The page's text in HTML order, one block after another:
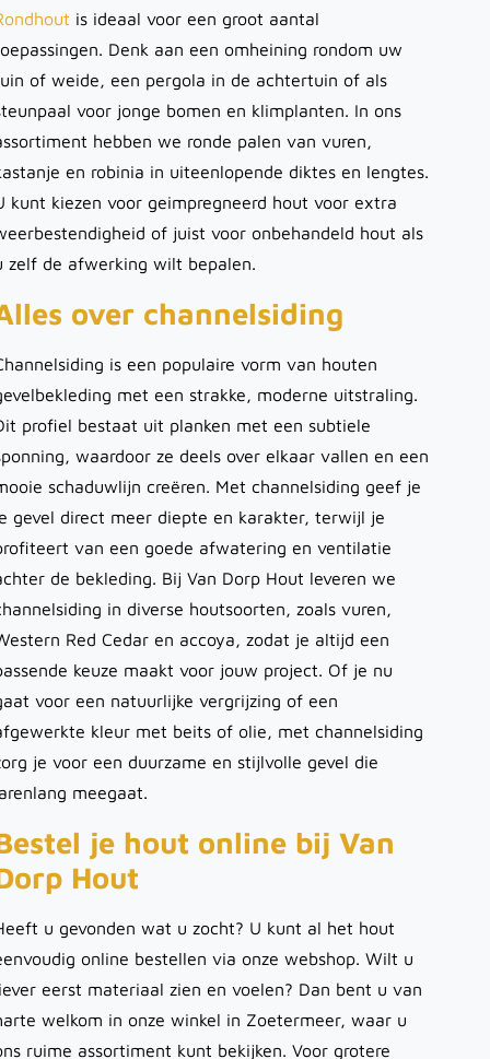
is ideaal voor een groot aantal
Denk aan een omheining rondom uw
of weide, een pergola in de achtertuin of als
voor jonge bomen en klimplanten. In ons
hebben we ronde palen van vuren,
en robinia in uiteenlopende diktes en lengtes.
kunt kiezen voor geimpregneerd hout voor extra
of juist voor onbehandeld hout als
zelf de afwerking wilt bepalen.
over channelsiding
is een populaire vorm van houten
met een strakke, moderne uitstraling.
profiel bestaat uit planken met een subtiele
waardoor ze deels over elkaar vallen en een
schaduwlijn creëren. Met channelsiding geef je
gevel direct meer diepte en karakter, terwijl je
van een goede afwatering en ventilatie
de bekleding. Bij Van Dorp Hout leveren we
in diverse houtsoorten, zoals vuren,
Red Cedar en accoya, zodat je altijd een
keuze maakt voor jouw project. Of je nu
voor een natuurlijke vergrijzing of een
kleur met beits of olie, met channelsiding
je voor een duurzame en stijlvolle gevel die
meegaat.
je hout online bij Van
Hout
u gevonden wat u zocht? U kunt al het hout
online bestellen via onze webshop. Wilt u
eerst materiaal zien en voelen? Dan bent u van
welkom in onze winkel in Zoetermeer, waar u
ruime assortiment kunt bekijken. Voor grotere